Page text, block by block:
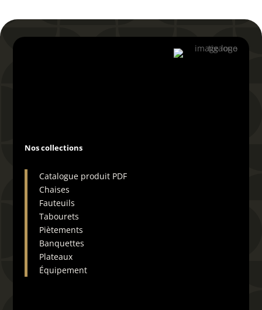
Nos collections
Catalogue produit PDF
Chaises
Fauteuils
Tabourets
Piètements
Banquettes
Plateaux
Équipement